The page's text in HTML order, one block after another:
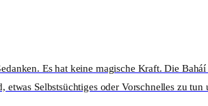
Es hat keine magische Kraft. Die
Selbstsüchtiges oder Vorschnelles zu